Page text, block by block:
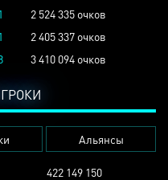
2 524 335 очков
2 405 337 очков
3 410 094 очков
Альянсы
422 149 150